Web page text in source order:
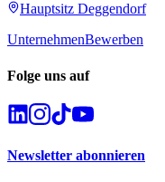
Hauptsitz Deggendorf
UnternehmenBewerben
Folge uns auf
Newsletter abonnieren